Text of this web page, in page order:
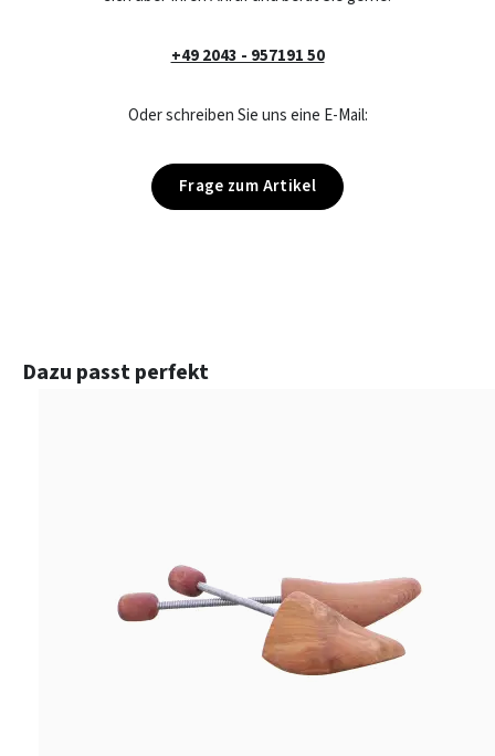
+49 2043 - 957191 50
Oder schreiben Sie uns eine E-Mail:
Frage zum Artikel
Produktgalerie überspringen
Dazu passt perfekt